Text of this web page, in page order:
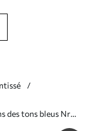
des tons bleus Nr.